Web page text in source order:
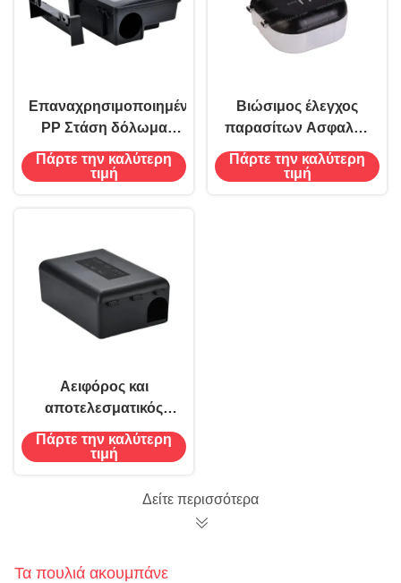
Επαναχρησιμοποιημένο
PP Στάση δόλωμα
ποντίκι κουτί ποντίκι
τρωκτικό δολοφόνο
Πάρτε την καλύτερη
τιμή
Βιώσιμος έλεγχος
παρασίτων Ασφαλής
ποντίκι ποντίκι
δολώματα Σταθμός
Πάρτε την καλύτερη
τιμή
Αειφόρος και
αποτελεσματικός
πλαστικός
ποντικοπαγίδας
Πάρτε την καλύτερη
τιμή
Δείτε περισσότερα
Τα πουλιά ακουμπάνε